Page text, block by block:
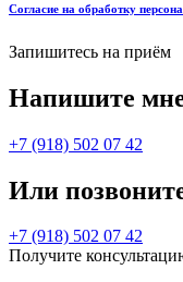
Согласие на обработку
Запишитесь на приём
Напишите
+7 (918) 502 07 42
Или
+7 (918) 502 07 42
Получите